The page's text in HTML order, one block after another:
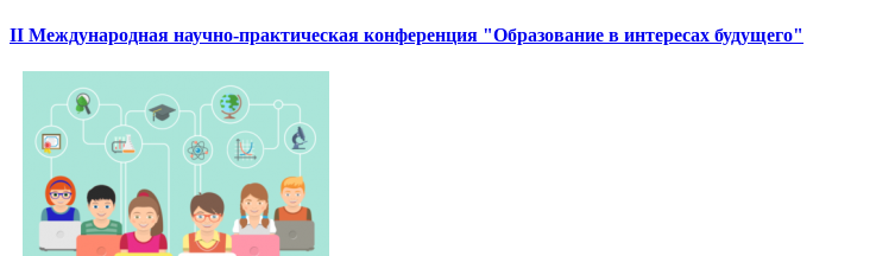
II Международная научно-практическая конференция "Образование в интересах будущего"